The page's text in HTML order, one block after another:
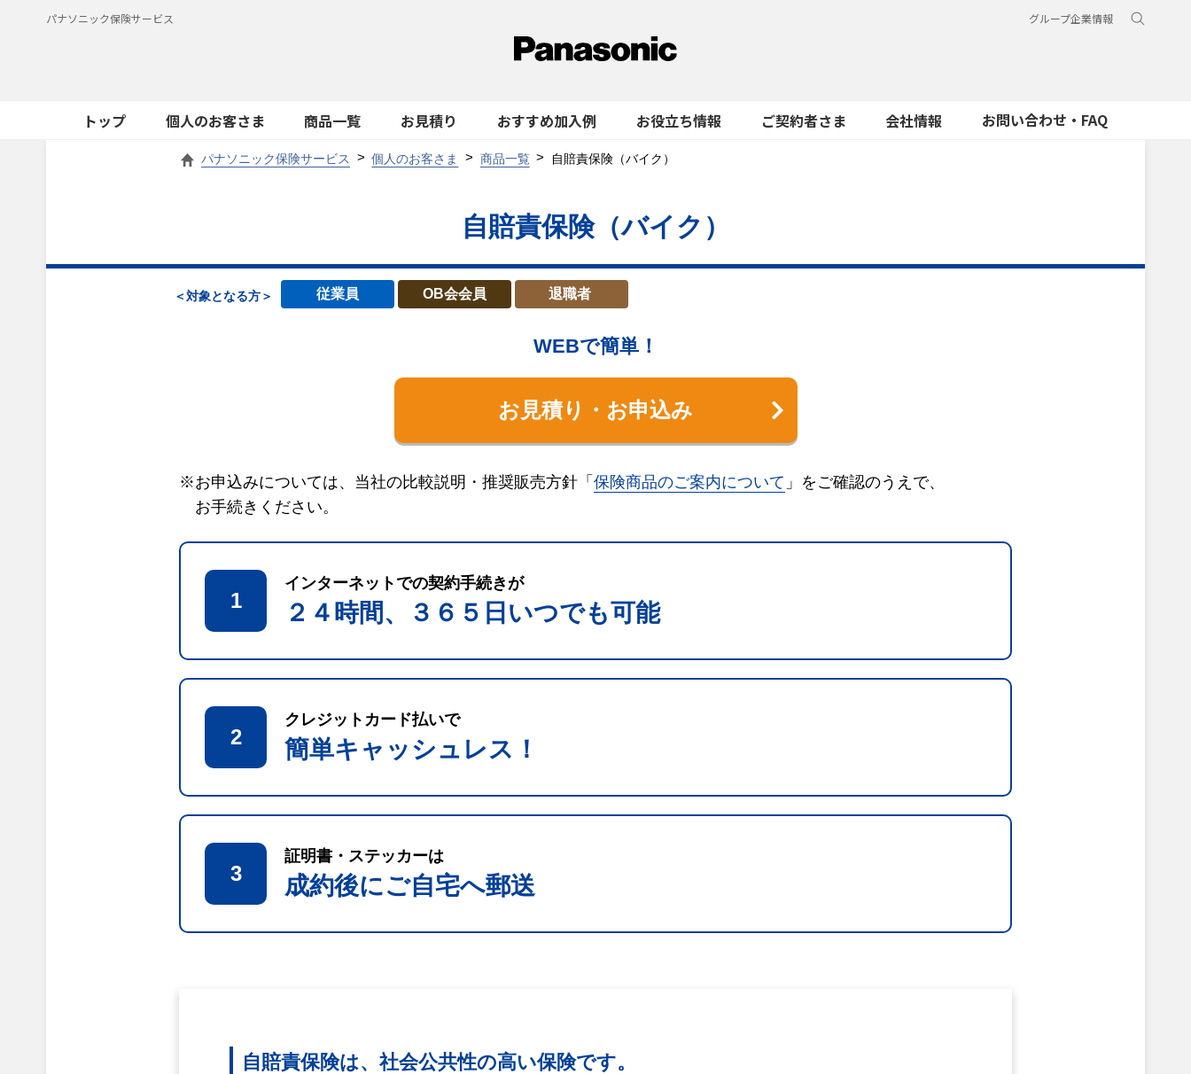
パナソニック保険サービス グループ企業情報
トップ 個人のお客さま 商品一覧 お見積り おすすめ加入例 お役立ち情報 ご契約者さま 会社情報 お問い合わせ・FAQ
パナソニック保険サービス 個人のお客さま 商品一覧 自賠責保険（バイク）
自賠責保険（バイク）
＜対象となる方＞ 従業員 OB会会員 退職者
WEBで簡単！
お見積り・お申込み
※お申込みについては、当社の比較説明・推奨販売方針「 保険商品のご案内について 」をご確認のうえで、
お手続きください。
1
インターネットでの契約手続きが
２４時間、３６５日いつでも可能
2
クレジットカード払いで
簡単キャッシュレス！
3
証明書・ステッカーは
成約後にご自宅へ郵送
自賠責保険は、社会公共性の高い保険です。